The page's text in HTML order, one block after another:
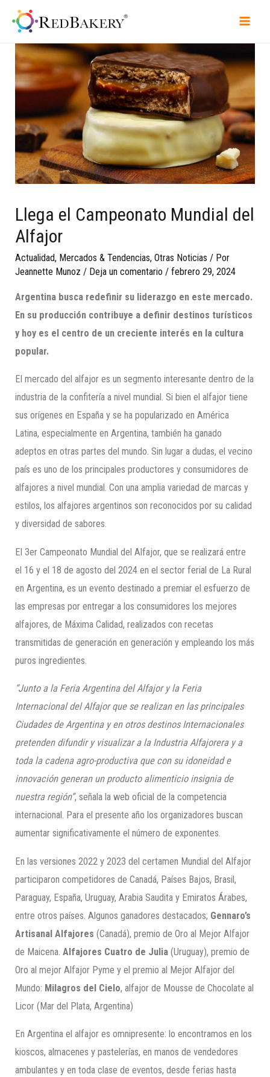
Llega el Campeonato Mundial del
Alfajor
Actualidad, Mercados & Tendencias,Otras Noticias / Por
Jeannette Munoz / Deja un comentario /febrero 29, 2024
Argentina busca redefinir su liderazgo en este mercado.
En su producción contribuye a definir destinos turísticos
y hoy es el centro de un creciente interés en la cultura
popular.
El mercado del alfajor es un segmento interesante dentro de la
industria de la confitería a nivel mundial. Si bien el alfajor tiene
sus orígenes en España y se ha popularizado en América
Latina, especialmente en Argentina, también ha ganado
adeptos en otras partes del mundo. Sin lugar a dudas, el vecino
país es uno de los principales productores y consumidores de
alfajores a nivel mundial. Con una amplia variedad de marcas y
estilos, los alfajores argentinos son reconocidos por su calidad
y diversidad de sabores.
El 3er Campeonato Mundial del Alfajor, que se realizará entre
el 16 y el 18 de agosto del 2024 en el sector ferial de La Rural
en Argentina, es un evento destinado a premiar el esfuerzo de
las empresas por entregar a los consumidores los mejores
alfajores, de Máxima Calidad, realizados con recetas
transmitidas de generación en generación y empleando los más
puros ingredientes.
“Junto a la Feria Argentina del Alfajor y la Feria
Internacional del Alfajor que se realizan en las principales
Ciudades de Argentina y en otros destinos Internacionales
pretenden difundir y visualizar a la Industria Alfajorera y a
toda la cadena agro-productiva que con su idoneidad e
innovación generan un producto alimenticio insignia de
nuestra región”, señala la web oficial de la competencia
internacional. Para el presente año los organizadores buscan
aumentar significativamente el número de exponentes.
En las versiones 2022 y 2023 del certamen Mundial del Alfajor
participaron competidores de Canadá, Países Bajos, Brasil,
Paraguay, España, Uruguay, Arabia Saudita y Emiratos Árabes,
entre otros países. Algunos ganadores destacados; Gennaro’s
Artisanal Alfajores (Canadá), premio de Oro al Mejor Alfajor
de Maicena.Alfajores Cuatro de Julia (Uruguay), premio de
Oro al mejor Alfajor Pyme y el premio al Mejor Alfajor del
Mundo: Milagros del Cielo, alfajor de Mousse de Chocolate al
Licor (Mar del Plata, Argentina)
En Argentina el alfajor es omnipresente: lo encontramos en los
kioscos, almacenes y pastelerías, en manos de vendedores
ambulantes y en toda clase de eventos, desde ferias hasta